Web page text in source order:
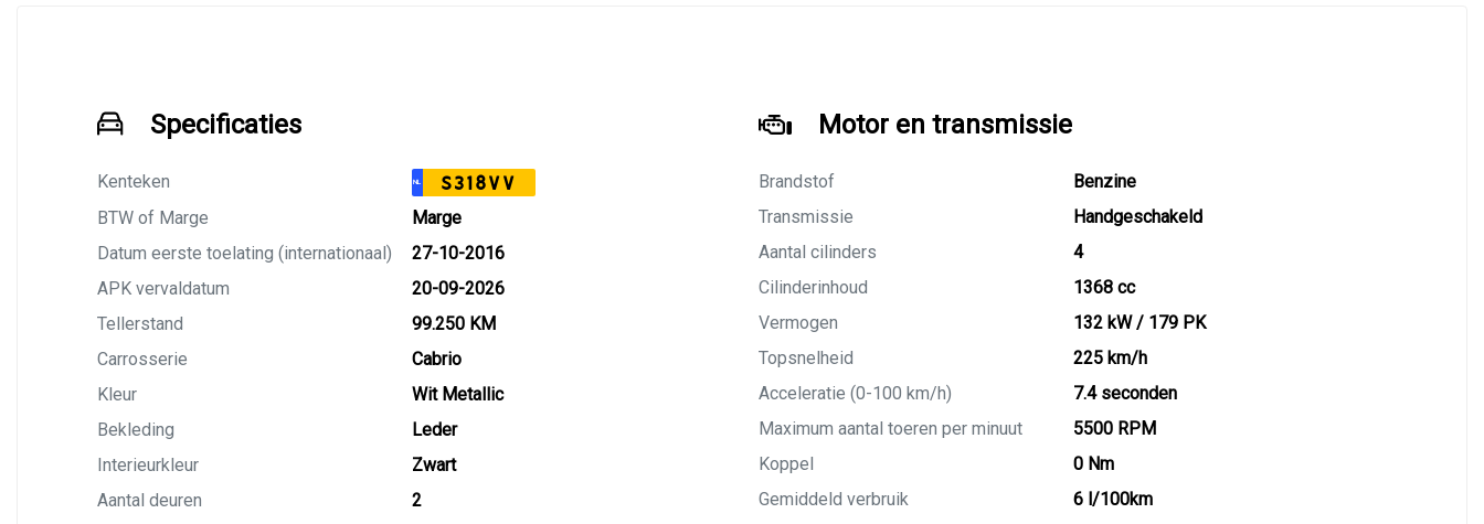
Specificaties
Kenteken NL S318VV
BTW of Marge
Marge
Datum eerste toelating (internationaal)
27-10-2016
APK vervaldatum
20-09-2026
Tellerstand
99.250 KM
Carrosserie
Cabrio
Kleur
Wit Metallic
Bekleding
Leder
Interieurkleur
Zwart
Aantal deuren
2
Motor en transmissie
Brandstof
Benzine
Transmissie
Handgeschakeld
Aantal cilinders
4
Cilinderinhoud
1368 cc
Vermogen
132 kW / 179 PK
Topsnelheid
225 km/h
Acceleratie (0-100 km/h)
7.4 seconden
Maximum aantal toeren per minuut
5500 RPM
Koppel
0 Nm
Gemiddeld verbruik
6 l/100km